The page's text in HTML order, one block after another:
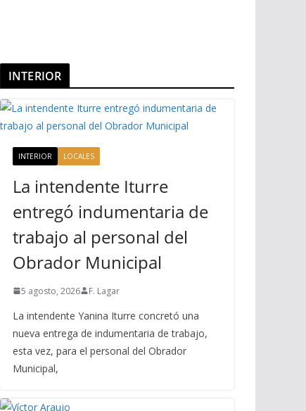
INTERIOR
INTERIOR LOCALES
La intendente Iturre
entregó indumentaria de
trabajo al personal del
Obrador Municipal
5 agosto, 2026 F. Lagar
La intendente Yanina Iturre concretó una
nueva entrega de indumentaria de trabajo,
esta vez, para el personal del Obrador
Municipal,